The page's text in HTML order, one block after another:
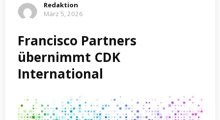
Redaktion
März 5, 2026
Francisco Partners
übernimmt CDK
International